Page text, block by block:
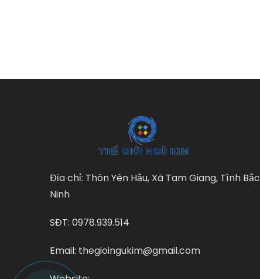
Địa chỉ: Thôn Yên Hậu, Xã Tam Giang, Tình Bắc
Ninh
SĐT: 0978.939.514
Email: thegioingukim@gmail.com